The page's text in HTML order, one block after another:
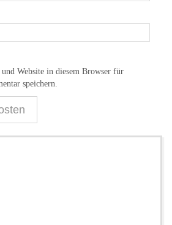
Website in diesem Browser für
speichern.